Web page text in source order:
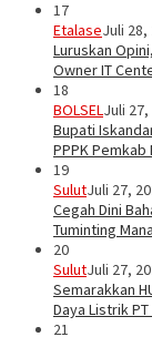
17
EtalaseJuli 28,
Luruskan
Owner IT
18
BOLSELJuli
Bupati
PPPK Pemkab
19
SulutJuli 27,
Cegah Dini
Tuminting
20
SulutJuli 27,
Semarakkan
Daya Listrik
21